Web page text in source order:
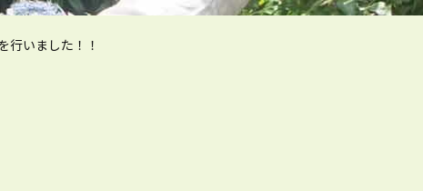
行いました！！